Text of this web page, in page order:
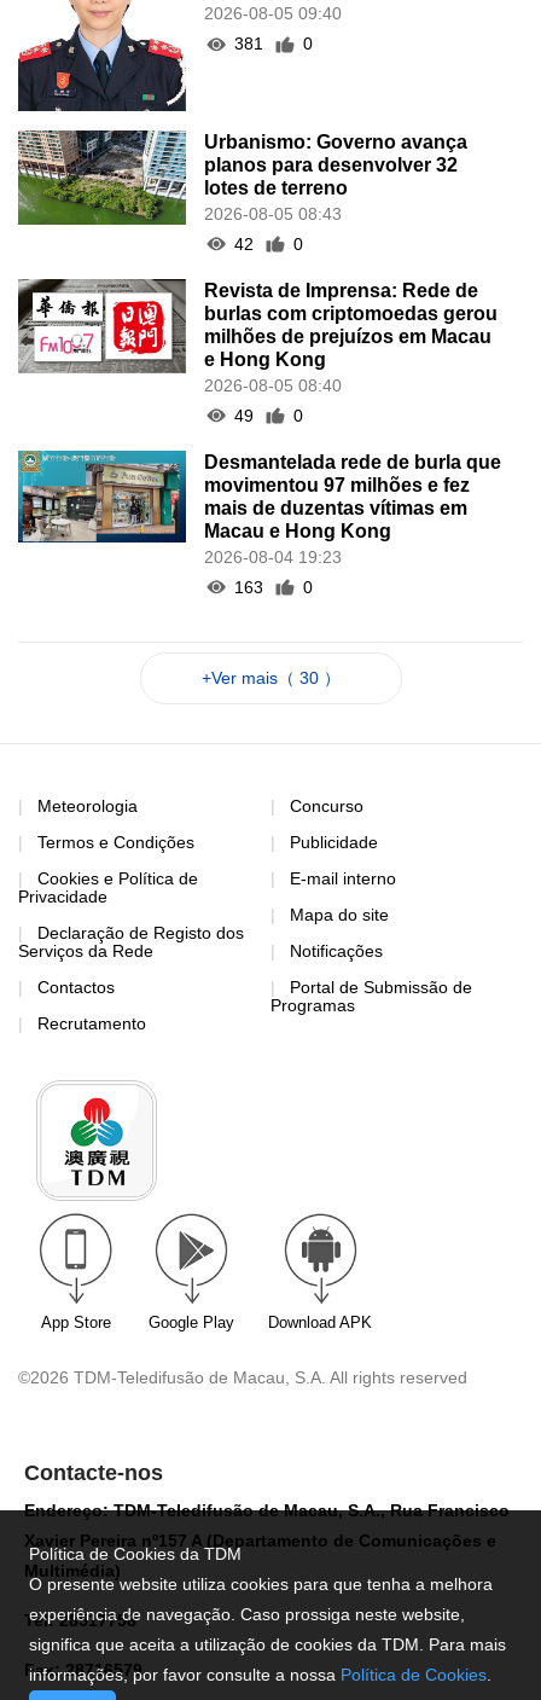
2026-08-05 09:40
381
0
Urbanismo: Governo avança
planos para desenvolver 32
lotes de terreno
2026-08-05 08:43
42
0
Revista de Imprensa: Rede de
burlas com criptomoedas gerou
milhões de prejuízos em Macau
e Hong Kong
2026-08-05 08:40
49
0
Desmantelada rede de burla que
movimentou 97 milhões e fez
mais de duzentas vítimas em
Macau e Hong Kong
2026-08-04 19:23
163
0
+Ver mais（ 30 ）
Meteorologia
Termos e Condições
Cookies e Política de
Privacidade
Declaração de Registo dos
Serviços da Rede
Contactos
Recrutamento
Concurso
Publicidade
E-mail interno
Mapa do site
Notificações
Portal de Submissão de
Programas
App Store Google Play Download APK
©2026 TDM-Teledifusão de Macau, S.A. All rights reserved
Contacte-nos
Endereço: TDM-Teledifusão de Macau, S.A., Rua Francisco
Xavier Pereira nº157 A (Departamento de Comunicações e
Multimédia)
Tel: 28517758
Fax: 28716579
Política de Cookies da TDM
O presente website utiliza cookies para que tenha a melhora
experiência de navegação. Caso prossiga neste website,
significa que aceita a utilização de cookies da TDM. Para mais
informações, por favor consulte a nossa Política de Cookies